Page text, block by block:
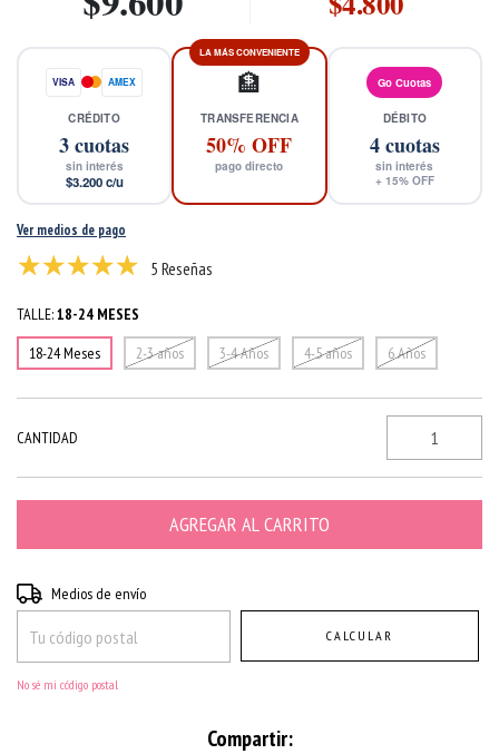
VISA AMEX
CRÉDITO
3cuotas
sin interés
$3.200c/u
LA MÁS CONVENIENTE
🏦
TRANSFERENCIA
50% OFF
pago directo
Go Cuotas
DÉBITO
4cuotas
sin interés
+ 15% OFF
Ver medios de pago
5 Reseñas
TALLE:18-24 MESES
18-24 Meses
2-3 años 3-4 Años 4-5 años 6 Años
CANTIDAD
Entregas para el CP:
Medios de envío
CALCULAR
No sé mi código postal
Compartir: